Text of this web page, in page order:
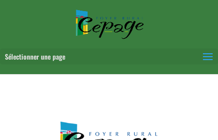
Sélectionner une page